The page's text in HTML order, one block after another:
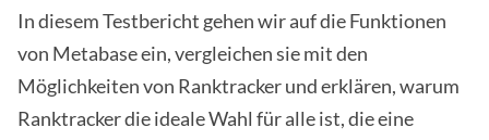
In diesem Testbericht gehen wir auf die Funktionen
von Metabase ein, vergleichen sie mit den
Möglichkeiten von Ranktracker und erklären, warum
Ranktracker die ideale Wahl für alle ist, die eine